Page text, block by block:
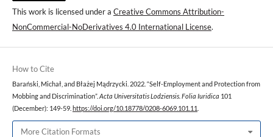
This work is licensed under a Creative Commons Attribution-
NonCommercial-NoDerivatives 4.0 International License.
How to Cite
Barański, Michał, and Błażej Mądrzycki. 2022. “Self-Employment and Protection from
Mobbing and Discrimination”. Acta Universitatis Lodziensis. Folia Iuridica 101
(December): 149-59. https://doi.org/10.18778/0208-6069.101.11
More Citation Formats